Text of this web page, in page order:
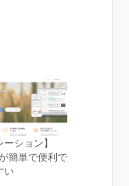
ーション】
簡単で便利で
い